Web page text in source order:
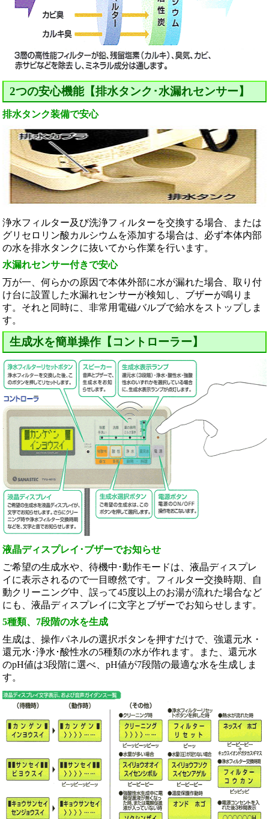
2つの安心機能【排水タンク･水漏れセンサー】
排水タンク装備で安心
浄水フィルター及び洗浄フィルターを交換する場合、または
グリセロリン酸カルシウムを添加する場合は、必ず本体内部
の水を排水タンクに抜いてから作業を行います。
水漏れセンサー付きで安心
万が一、何らかの原因で本体外部に水が漏れた場合、取り付
け台に設置した水漏れセンサーが検知し、ブザーが鳴りま
す。それと同時に、非常用電磁バルブで給水をストップしま
す。
生成水を簡単操作【コントローラー】
液晶ディスプレイ･ブザーでお知らせ
ご希望の生成水や、待機中･動作モードは、液晶ディスプレ
イに表示されるので一目瞭然です。フィルター交換時期、自
動クリーニング中、誤って45度以上のお湯が流れた場合など
にも、液晶ディスプレイに文字とブザーでお知らせします。
5種類、7段階の水を生成
生成は、操作パネルの選択ボタンを押すだけで、強還元水・
還元水･浄水･酸性水の5種類の水が作れます。また、還元水
のpH値は3段階に選べ、pH値が7段階の最適な水を生成しま
す。